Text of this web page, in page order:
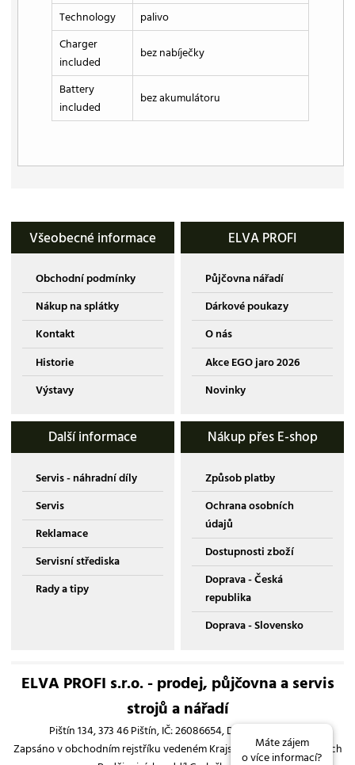
Technology
palivo
Charger
included
bez nabíječky
Battery
included
bez akumulátoru
Všeobecné informace
Obchodní podmínky
Nákup na splátky
Kontakt
Historie
Výstavy
ELVA PROFI
Půjčovna nářadí
Dárkové poukazy
O nás
Akce EGO jaro 2026
Novinky
Další informace
Servis - náhradní díly
Servis
Reklamace
Servisní střediska
Rady a tipy
Nákup přes E-shop
Způsob platby
Ochrana osobních
údajů
Dostupnosti zboží
Doprava - Česká
republika
Doprava - Slovensko
ELVA PROFI s.r.o. - prodej, půjčovna a servis
strojů a nářadí
Pištín 134, 373 46 Pištín, IČ: 26086654, DIČ: CZ26086654
Zapsáno v obchodním rejstříku vedeném Krajským soudem v Českých
Máte zájem
o více informací?